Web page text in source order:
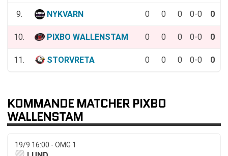
9. NYKVARN 0 0 0 0-0 0
10. PIXBO WALLENSTAM 0 0 0 0-0 0
11. STORVRETA 0 0 0 0-0 0
KOMMANDE MATCHER PIXBO
WALLENSTAM
19/9 16:00 - OMG 1